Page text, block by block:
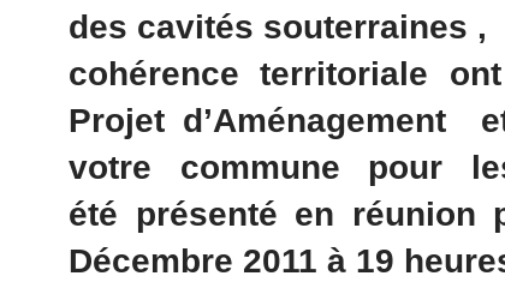
des cavités souterraines ,
cohérence territoriale
Projet d’Aménagement
votre commune
été présenté en réunion
Décembre 2011 à 19